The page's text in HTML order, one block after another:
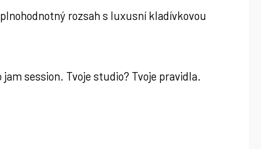
rozsah s luxusní kladívkovou
session. Tvoje studio? Tvoje pravidla.